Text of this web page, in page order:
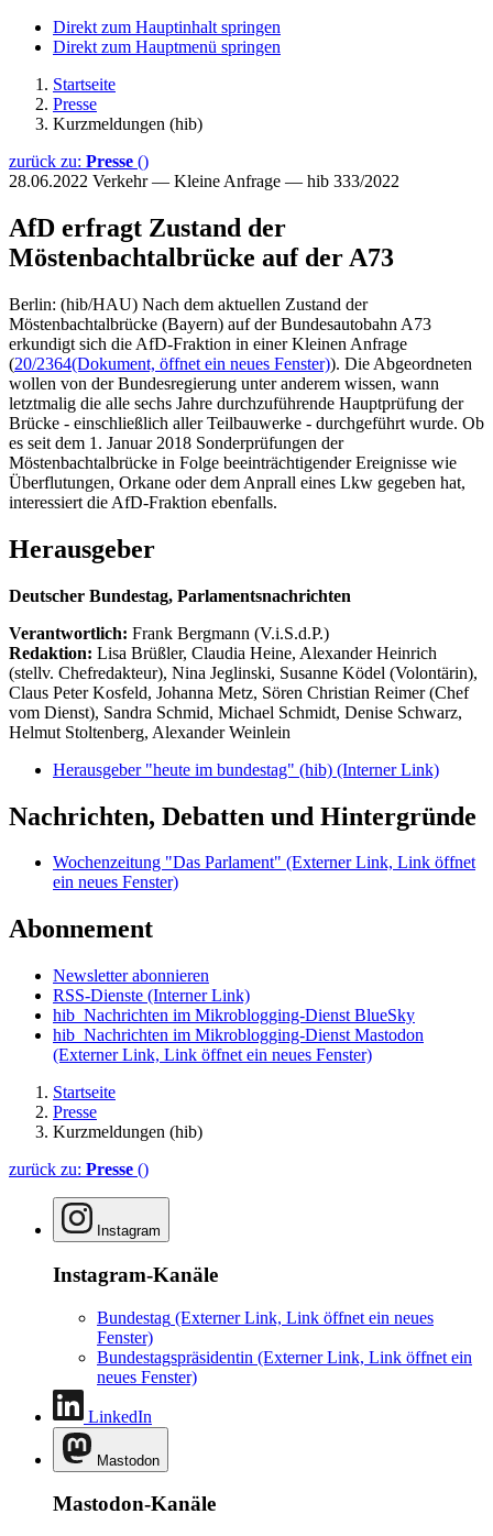
Direkt zum Hauptinhalt springen
Direkt zum Hauptmenü springen
Startseite
Presse
Kurzmeldungen (hib)
zurück zu: Presse ()
28.06.2022 Verkehr — Kleine Anfrage — hib 333/2022
AfD erfragt Zustand der
Möstenbachtalbrücke auf der A73
Berlin: (hib/HAU) Nach dem aktuellen Zustand der
Möstenbachtalbrücke (Bayern) auf der Bundesautobahn A73
erkundigt sich die AfD-Fraktion in einer Kleinen Anfrage
(20/2364(Dokument, öffnet ein neues Fenster)). Die Abgeordneten
wollen von der Bundesregierung unter anderem wissen, wann
letztmalig die alle sechs Jahre durchzuführende Hauptprüfung der
Brücke - einschließlich aller Teilbauwerke - durchgeführt wurde. Ob
es seit dem 1. Januar 2018 Sonderprüfungen der
Möstenbachtalbrücke in Folge beeinträchtigender Ereignisse wie
Überflutungen, Orkane oder dem Anprall eines Lkw gegeben hat,
interessiert die AfD-Fraktion ebenfalls.
Herausgeber
Deutscher Bundestag, Parlamentsnachrichten
Verantwortlich: Frank Bergmann (V.i.S.d.P.)
Redaktion: Lisa Brüßler, Claudia Heine, Alexander Heinrich
(stellv. Chefredakteur), Nina Jeglinski, Susanne Ködel (Volontärin),
Claus Peter Kosfeld, Johanna Metz, Sören Christian Reimer (Chef
vom Dienst), Sandra Schmid, Michael Schmidt, Denise Schwarz,
Helmut Stoltenberg, Alexander Weinlein
Herausgeber "heute im bundestag" (hib) (Interner Link)
Nachrichten, Debatten und Hintergründe
Wochenzeitung "Das Parlament" (Externer Link, Link öffnet
ein neues Fenster)
Abonnement
Newsletter abonnieren
RSS-Dienste (Interner Link)
hib_Nachrichten im Mikroblogging-Dienst BlueSky
hib_Nachrichten im Mikroblogging-Dienst Mastodon
(Externer Link, Link öffnet ein neues Fenster)
Startseite
Presse
Kurzmeldungen (hib)
zurück zu: Presse ()
Instagram
Instagram-Kanäle
Bundestag (Externer Link, Link öffnet ein neues
Fenster)
Bundestagspräsidentin (Externer Link, Link öffnet ein
neues Fenster)
LinkedIn
Mastodon
Mastodon-Kanäle